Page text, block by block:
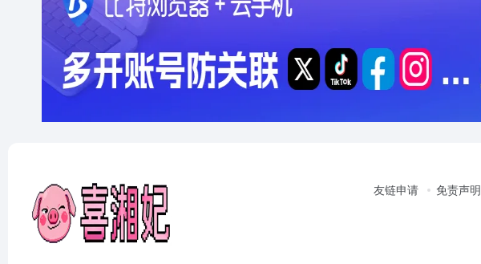
友链申请 免责声明